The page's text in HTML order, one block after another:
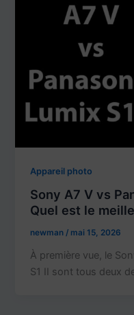
Appareil photo
Sony A7 V vs
Quel est le
newman/ mai 15, 2026
À première vue, le
S1 II sont tous deux